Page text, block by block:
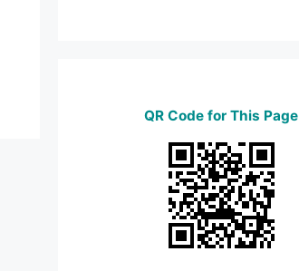
QR Code for This Page